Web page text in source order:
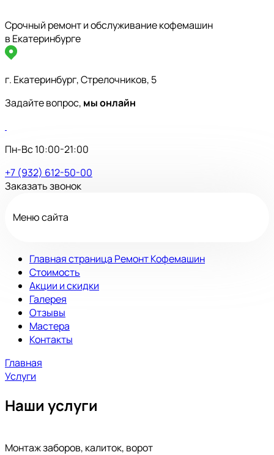
Срочный ремонт и обслуживание кофемашин
в Екатеринбурге
г. Екатеринбург, Стрелочников, 5
Задайте вопрос, мы онлайн
Пн-Вс 10:00-21:00
+7 (932) 612-50-00
Заказать звонок
Меню сайта
Главная страница Ремонт Кофемашин
Стоимость
Акции и скидки
Галерея
Отзывы
Мастера
Контакты
Главная
Услуги
Наши услуги
Монтаж заборов, калиток, ворот